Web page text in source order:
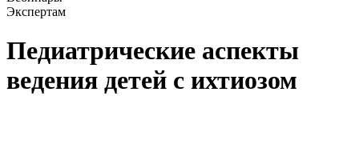
Экспертам
Педиатрические аспекты
ведения детей с ихтиозом